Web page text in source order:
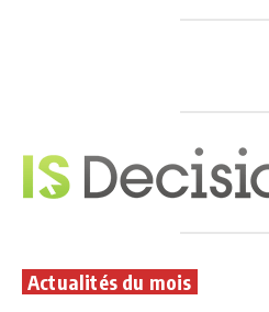
Actualités du mois